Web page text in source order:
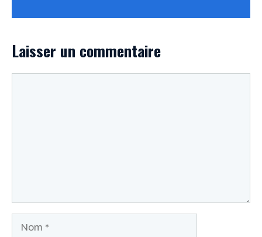
Laisser un commentaire